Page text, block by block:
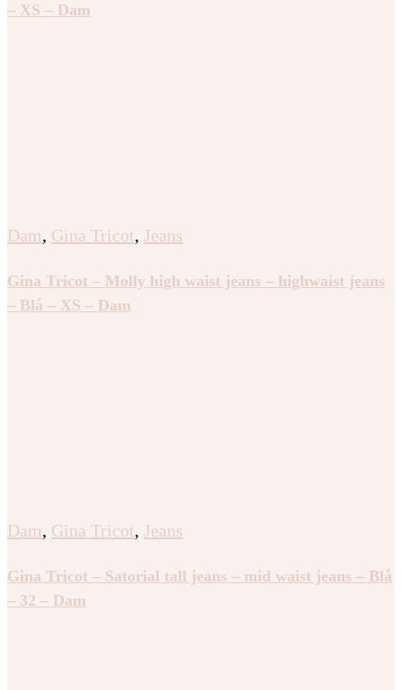
– XS – Dam
Dam, Gina Tricot, Jeans
Gina Tricot – Molly high waist jeans – highwaist jeans
– Blå – XS – Dam
Dam, Gina Tricot, Jeans
Gina Tricot – Satorial tall jeans – mid waist jeans – Blå
– 32 – Dam